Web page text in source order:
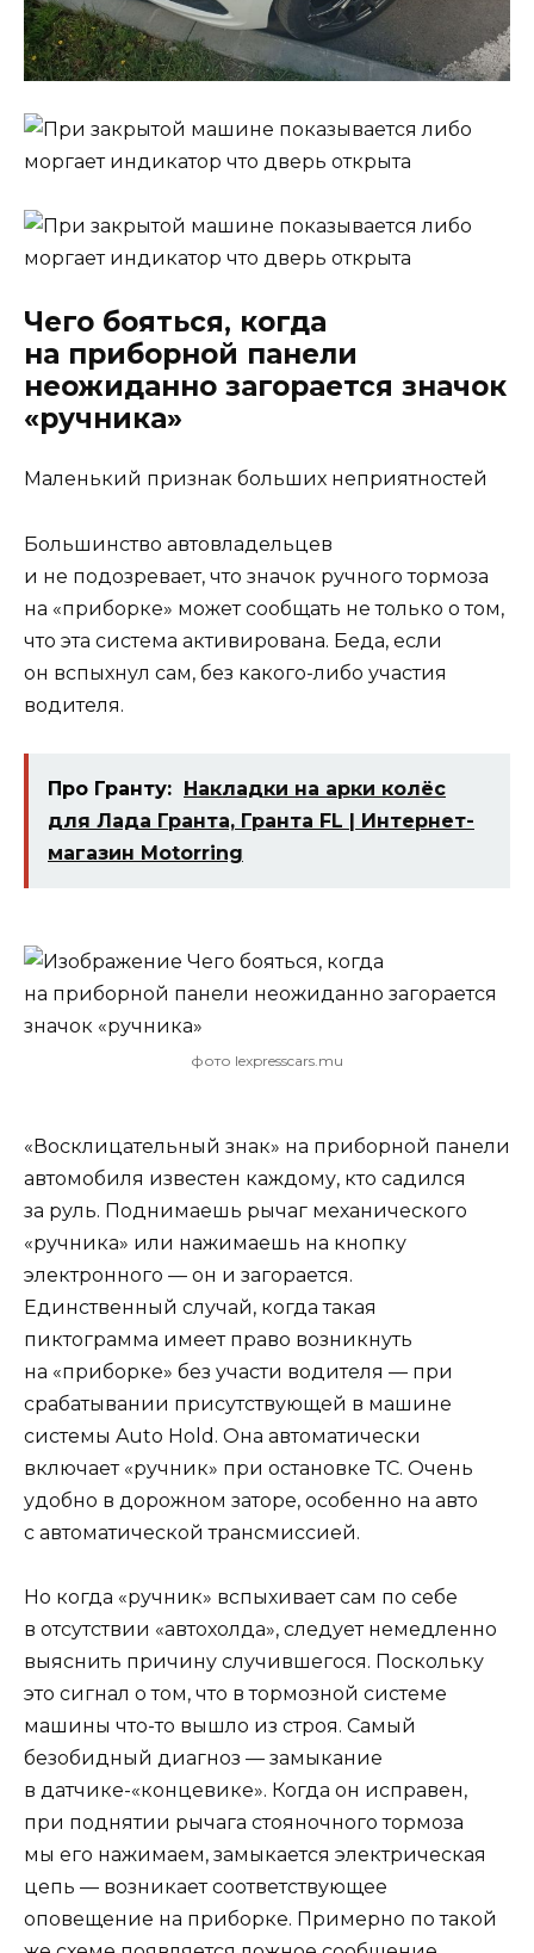
Чего бояться, когда
на приборной панели
неожиданно загорается значок
«ручника»
Маленький признак больших неприятностей
Большинство автовладельцев
и не подозревает, что значок ручного тормоза
на «приборке» может сообщать не только о том,
что эта система активирована. Беда, если
он вспыхнул сам, без какого-либо участия
водителя.
Про Гранту: Накладки на арки колёс
для Лада Гранта, Гранта FL | Интернет-
магазин Motorring
фото lexpresscars.mu
«Восклицательный знак» на приборной панели
автомобиля известен каждому, кто садился
за руль. Поднимаешь рычаг механического
«ручника» или нажимаешь на кнопку
электронного — он и загорается.
Единственный случай, когда такая
пиктограмма имеет право возникнуть
на «приборке» без участи водителя — при
срабатывании присутствующей в машине
системы Auto Hold. Она автоматически
включает «ручник» при остановке ТС. Очень
удобно в дорожном заторе, особенно на авто
с автоматической трансмиссией.
Но когда «ручник» вспыхивает сам по себе
в отсутствии «автохолда», следует немедленно
выяснить причину случившегося. Поскольку
это сигнал о том, что в тормозной системе
машины что-то вышло из строя. Самый
безобидный диагноз — замыкание
в датчике-«концевике». Когда он исправен,
при поднятии рычага стояночного тормоза
мы его нажимаем, замыкается электрическая
цепь — возникает соответствующее
оповещение на приборке. Примерно по такой